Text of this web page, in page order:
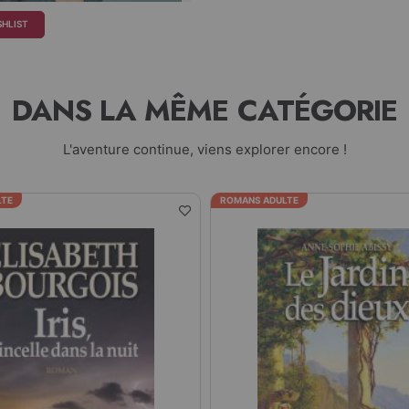
DANS LA MÊME CATÉGORIE
L'aventure continue, viens explorer encore !
ROMANS ADULTE